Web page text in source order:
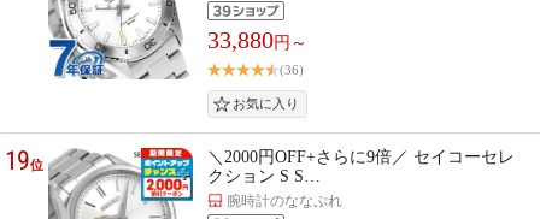
33,880円～
(36)
19位
＼2000円OFF+さらに9倍／ セイコーセレ
クション S S…
腕時計のななぷれ